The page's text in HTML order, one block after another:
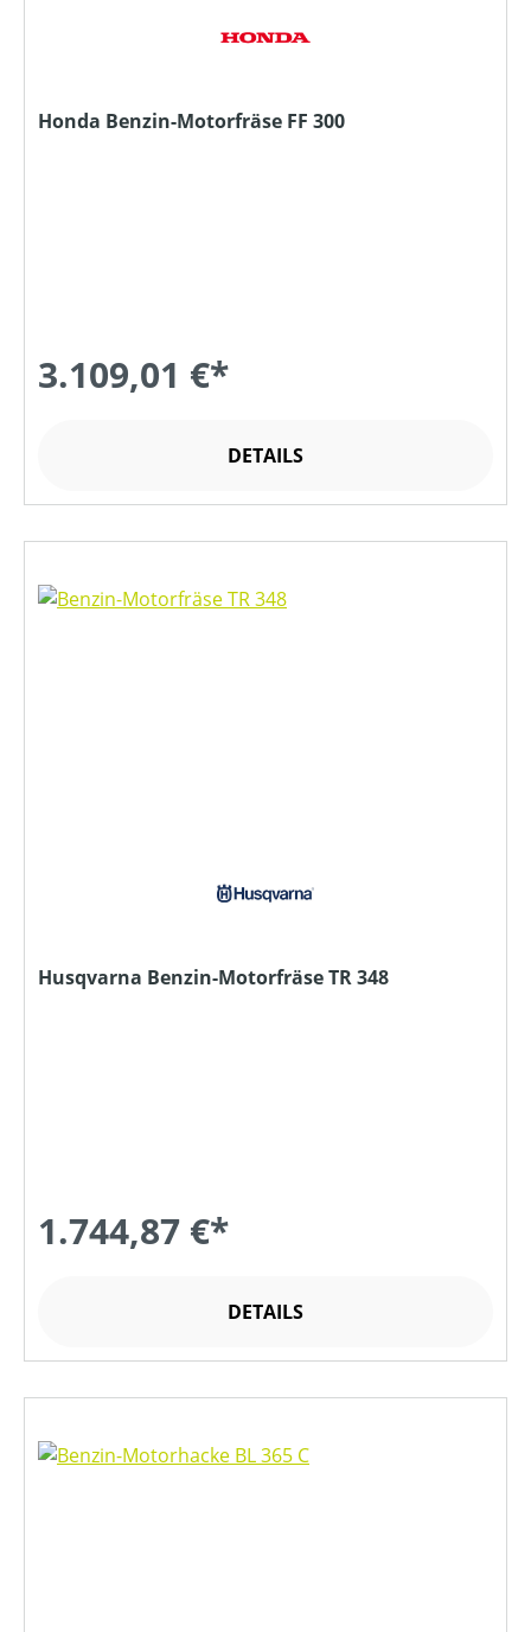
Honda Benzin-Motorfräse FF 300
3.109,01 €*
DETAILS
Husqvarna Benzin-Motorfräse TR 348
1.744,87 €*
DETAILS